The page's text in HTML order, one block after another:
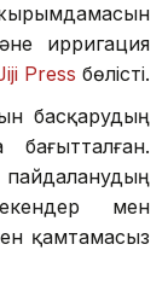
ирригация
Press бөлісті.
басқарудың
бағытталған.
мен
қамтамасыз